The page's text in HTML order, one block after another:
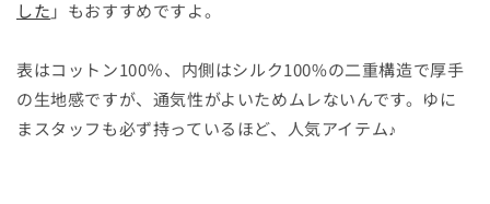
した 」もおすすめですよ。
表はコットン100％、内側はシルク100%の二重構造で厚手
の生地感ですが、通気性がよいためムレないんです。ゆに
まスタッフも必ず持っているほど、人気アイテム♪